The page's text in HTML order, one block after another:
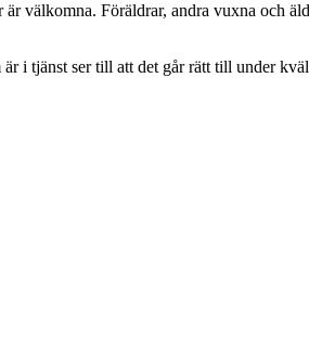
välkomna. Föräldrar, andra vuxna och
i tjänst ser till att det går rätt till under